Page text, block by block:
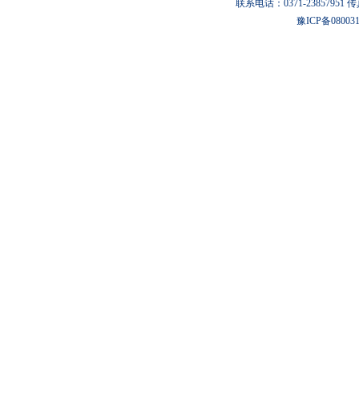
联系电话：0371-23857951
豫ICP备